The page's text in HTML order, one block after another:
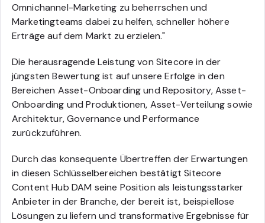
Omnichannel-Marketing zu beherrschen und
Marketingteams dabei zu helfen, schneller höhere
Erträge auf dem Markt zu erzielen."
Die herausragende Leistung von Sitecore in der
jüngsten Bewertung ist auf unsere Erfolge in den
Bereichen Asset-Onboarding und Repository, Asset-
Onboarding und Produktionen, Asset-Verteilung sowie
Architektur, Governance und Performance
zurückzuführen.
Durch das konsequente Übertreffen der Erwartungen
in diesen Schlüsselbereichen bestätigt Sitecore
Content Hub DAM seine Position als leistungsstarker
Anbieter in der Branche, der bereit ist, beispiellose
Lösungen zu liefern und transformative Ergebnisse für